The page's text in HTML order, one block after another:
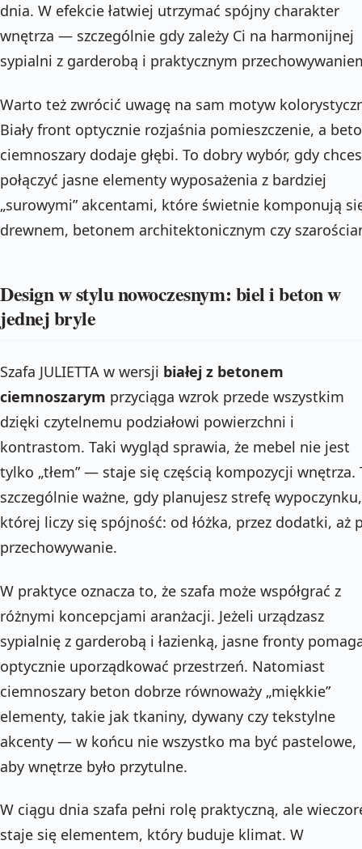
dnia. W efekcie łatwiej utrzymać spójny charakter
wnętrza — szczególnie gdy zależy Ci na harmonijnej
sypialni z garderobą i praktycznym
Warto też zwrócić uwagę na sam motyw
Biały front optycznie rozjaśnia pomieszczenie, a
ciemnoszary dodaje głębi. To dobry wybór, gdy
połączyć jasne elementy wyposażenia z bardziej
„surowymi” akcentami, które świetnie komponują
drewnem, betonem architektonicznym czy
Design w stylu nowoczesnym: biel i beton w
jednej bryle
Szafa JULIETTA w wersji białej z betonem
ciemnoszarym przyciąga wzrok przede wszystkim
dzięki czytelnemu podziałowi powierzchni i
kontrastom. Taki wygląd sprawia, że mebel nie jest
tylko „tłem” — staje się częścią kompozycji wnętrza.
szczególnie ważne, gdy planujesz strefę
której liczy się spójność: od łóżka, przez dodatki, aż
przechowywanie.
W praktyce oznacza to, że szafa może współgrać z
różnymi koncepcjami aranżacji. Jeżeli urządzasz
sypialnię z garderobą i łazienką, jasne fronty
optycznie uporządkować przestrzeń. Natomiast
ciemnoszary beton dobrze równoważy „miękkie”
elementy, takie jak tkaniny, dywany czy tekstylne
akcenty — w końcu nie wszystko ma być pastelowe,
aby wnętrze było przytulne.
W ciągu dnia szafa pełni rolę praktyczną, ale
staje się elementem, który buduje klimat. W